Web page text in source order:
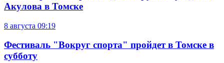
Акулова в Томске
8 августа 09:19
Фестиваль "Вокруг спорта" пройдет в Томске в
субботу